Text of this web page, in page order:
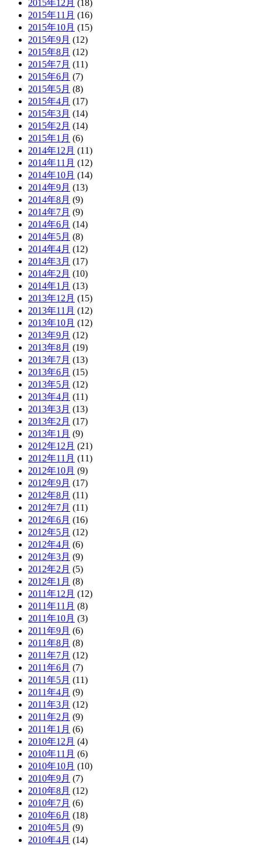
2015年12月 (18)
2015年11月 (16)
2015年10月 (15)
2015年9月 (12)
2015年8月 (12)
2015年7月 (11)
2015年6月 (7)
2015年5月 (8)
2015年4月 (17)
2015年3月 (14)
2015年2月 (14)
2015年1月 (6)
2014年12月 (11)
2014年11月 (12)
2014年10月 (14)
2014年9月 (13)
2014年8月 (9)
2014年7月 (9)
2014年6月 (14)
2014年5月 (8)
2014年4月 (12)
2014年3月 (17)
2014年2月 (10)
2014年1月 (13)
2013年12月 (15)
2013年11月 (12)
2013年10月 (12)
2013年9月 (12)
2013年8月 (19)
2013年7月 (13)
2013年6月 (15)
2013年5月 (12)
2013年4月 (11)
2013年3月 (13)
2013年2月 (17)
2013年1月 (9)
2012年12月 (21)
2012年11月 (11)
2012年10月 (9)
2012年9月 (17)
2012年8月 (11)
2012年7月 (11)
2012年6月 (16)
2012年5月 (12)
2012年4月 (6)
2012年3月 (9)
2012年2月 (5)
2012年1月 (8)
2011年12月 (12)
2011年11月 (8)
2011年10月 (3)
2011年9月 (6)
2011年8月 (8)
2011年7月 (12)
2011年6月 (7)
2011年5月 (11)
2011年4月 (9)
2011年3月 (12)
2011年2月 (9)
2011年1月 (6)
2010年12月 (4)
2010年11月 (6)
2010年10月 (10)
2010年9月 (7)
2010年8月 (12)
2010年7月 (6)
2010年6月 (18)
2010年5月 (9)
2010年4月 (14)